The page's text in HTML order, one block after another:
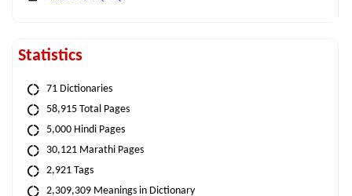
Statistics
71 Dictionaries
58,915 Total Pages
5,000 Hindi Pages
30,121 Marathi Pages
2,921 Tags
2,309,309 Meanings in Dictionary